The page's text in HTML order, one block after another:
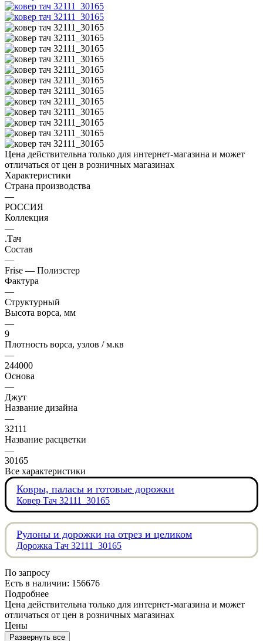
Цена действительна только для интернет-магазина и может
отличаться от цен в розничных магазинах
Характеристики
Страна производства
—
РОССИЯ
Коллекция
—
.Тач
Состав
—
Frise — Полиэстер
Фактура
—
Структурный
Высота ворса, мм
—
9
Плотность ворса, узлов / м.кв
—
244000
Основа
—
Джут
Название дизайна
—
32111
Название расцветки
—
30165
Все характеристики
Ковры, паласы и готовые дорожки
Ковер Тач 32111_30165
Рулоны и дорожки на отрез и целиком
Дорожка Тач 32111_30165
По запросу
Есть в наличии: 156676
Подробнее
Цена действительна только для интернет-магазина и может
отличаться от цен в розничных магазинах
Цены
Развернуть все